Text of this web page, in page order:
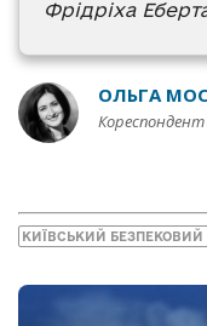
Фрідріха
ОЛЬГА
КИЇВСЬКИЙ